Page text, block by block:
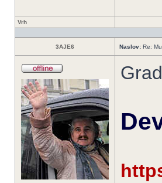
Vrh
3AJE6 Naslov: Re: